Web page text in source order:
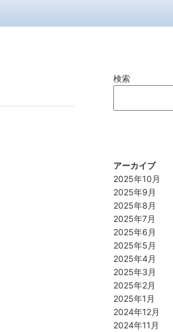
検索
アーカイブ
2025年10月
2025年9月
2025年8月
2025年7月
2025年6月
2025年5月
2025年4月
2025年3月
2025年2月
2025年1月
2024年12月
2024年11月